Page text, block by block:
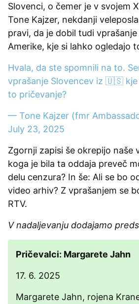
Slovenci, o čemer je v svojem
Tone Kajzer, nekdanji
pravi, da je dobil tudi
Amerike, kje si lahko ogledajo
Hvala, da ste spomnili na to.
vprašanje Slovencev iz 🇺🇸 kje
to pričevanje?
— Tone Kajzer (fmr
July 23, 2025
Zgornji zapisi še okrepijo naše
koga je bila ta oddaja preveč
delu cenzura? In še: Ali se bo
video arhiv? Z vprašanjem se
RTV.
V nadaljevanju dodajamo
Pričevalci: Margarete Jahn
17. 6. 2025
Margarete Jahn, rojena